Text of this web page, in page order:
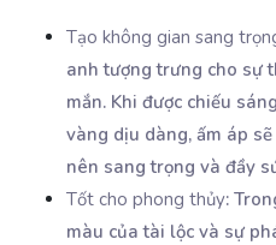
Tạo không gian sang
anh tượng trưng cho sự
mắn. Khi được chiếu
vàng dịu dàng, ấm áp
nên sang trọng và đầy
Tốt cho phong thủy:
màu của tài lộc và sự